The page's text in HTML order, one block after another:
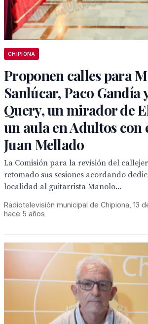
CHIPIONA
Proponen calles para
Sanlúcar, Paco Gandía
Query, un mirador de
un aula en Adultos con
Juan Mellado
La Comisión para la revisión del
retomado sus sesiones acordando
localidad al guitarrista Manolo...
Radiotelevisión municipal de Chipiona, 13
hace 5 años